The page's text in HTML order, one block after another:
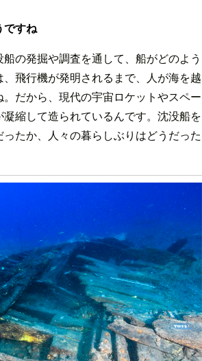
すね
の発掘や調査を通して、船がどのよう
飛行機が発明されるまで、人が海を越
だから、現代の宇宙ロケットやスペー
縮して造られているんです。沈没船を
たか、人々の暮らしぶりはどうだった